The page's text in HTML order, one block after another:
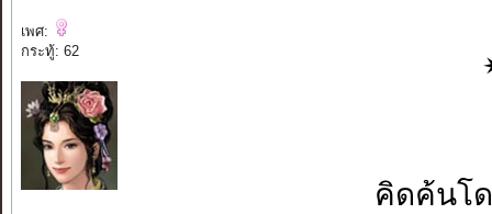
เพศ:
กระทู้: 62
คิดค้นโ